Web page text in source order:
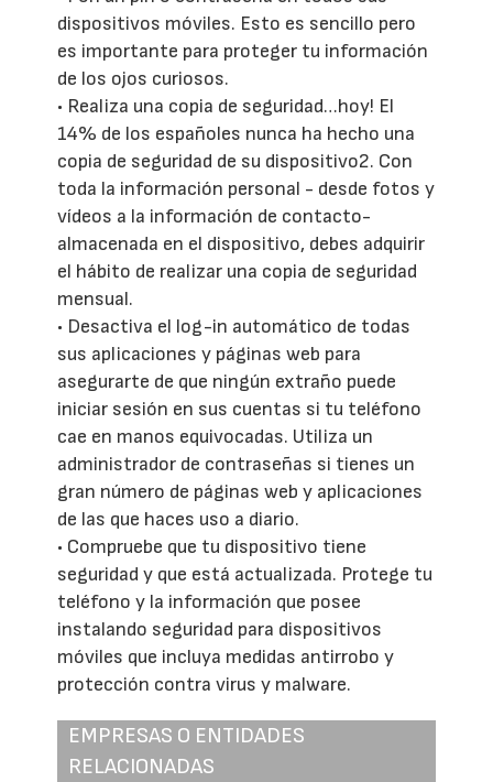
dispositivos móviles. Esto es sencillo pero
es importante para proteger tu información
de los ojos curiosos.
• Realiza una copia de seguridad…hoy! El
14% de los españoles nunca ha hecho una
copia de seguridad de su dispositivo2. Con
toda la información personal - desde fotos y
vídeos a la información de contacto-
almacenada en el dispositivo, debes adquirir
el hábito de realizar una copia de seguridad
mensual.
• Desactiva el log-in automático de todas
sus aplicaciones y páginas web para
asegurarte de que ningún extraño puede
iniciar sesión en sus cuentas si tu teléfono
cae en manos equivocadas. Utiliza un
administrador de contraseñas si tienes un
gran número de páginas web y aplicaciones
de las que haces uso a diario.
• Compruebe que tu dispositivo tiene
seguridad y que está actualizada. Protege tu
teléfono y la información que posee
instalando seguridad para dispositivos
móviles que incluya medidas antirrobo y
protección contra virus y malware.
EMPRESAS O ENTIDADES
RELACIONADAS